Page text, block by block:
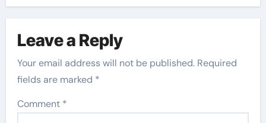
Leave a Reply
Your email address will not be published. Required
fields are marked *
Comment *